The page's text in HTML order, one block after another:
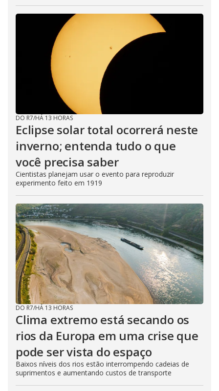
DO R7/HÁ 13 HORAS
Eclipse solar total ocorrerá neste
inverno; entenda tudo o que
você precisa saber
Cientistas planejam usar o evento para reproduzir
experimento feito em 1919
DO R7/HÁ 13 HORAS
Clima extremo está secando os
rios da Europa em uma crise que
pode ser vista do espaço
Baixos níveis dos rios estão interrompendo cadeias de
suprimentos e aumentando custos de transporte